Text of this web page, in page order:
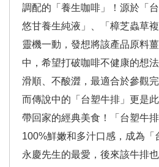
調配的「養生咖啡」！源於「
悠甘養生純液」、「樟芝蟲草
靈機一動，發想將該產品原料
中，希望打破咖啡不健康的想
滑順、不酸澀，最適合於參觀
而傳說中的「台塑牛排」更是
帶回家的經典美食！「台塑牛
100%鮮嫩和多汁口感，成為「
永慶先生的最愛，後來該牛排